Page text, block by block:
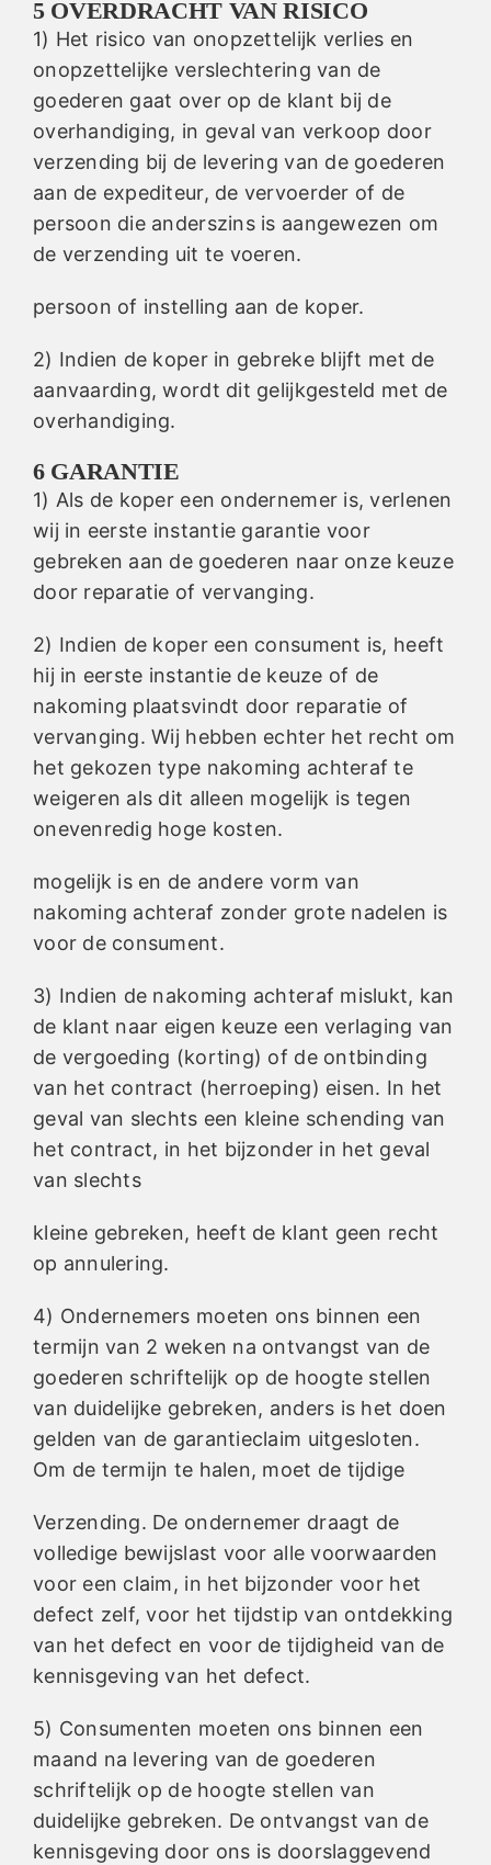
5 OVERDRACHT VAN RISICO
1) Het risico van onopzettelijk verlies en
onopzettelijke verslechtering van de
goederen gaat over op de klant bij de
overhandiging, in geval van verkoop door
verzending bij de levering van de goederen
aan de expediteur, de vervoerder of de
persoon die anderszins is aangewezen om
de verzending uit te voeren.
persoon of instelling aan de koper.
2) Indien de koper in gebreke blijft met de
aanvaarding, wordt dit gelijkgesteld met de
overhandiging.
6 GARANTIE
1) Als de koper een ondernemer is, verlenen
wij in eerste instantie garantie voor
gebreken aan de goederen naar onze keuze
door reparatie of vervanging.
2) Indien de koper een consument is, heeft
hij in eerste instantie de keuze of de
nakoming plaatsvindt door reparatie of
vervanging. Wij hebben echter het recht om
het gekozen type nakoming achteraf te
weigeren als dit alleen mogelijk is tegen
onevenredig hoge kosten.
mogelijk is en de andere vorm van
nakoming achteraf zonder grote nadelen is
voor de consument.
3) Indien de nakoming achteraf mislukt, kan
de klant naar eigen keuze een verlaging van
de vergoeding (korting) of de ontbinding
van het contract (herroeping) eisen. In het
geval van slechts een kleine schending van
het contract, in het bijzonder in het geval
van slechts
kleine gebreken, heeft de klant geen recht
op annulering.
4) Ondernemers moeten ons binnen een
termijn van 2 weken na ontvangst van de
goederen schriftelijk op de hoogte stellen
van duidelijke gebreken, anders is het doen
gelden van de garantieclaim uitgesloten.
Om de termijn te halen, moet de tijdige
Verzending. De ondernemer draagt de
volledige bewijslast voor alle voorwaarden
voor een claim, in het bijzonder voor het
defect zelf, voor het tijdstip van ontdekking
van het defect en voor de tijdigheid van de
kennisgeving van het defect.
5) Consumenten moeten ons binnen een
maand na levering van de goederen
schriftelijk op de hoogte stellen van
duidelijke gebreken. De ontvangst van de
kennisgeving door ons is doorslaggevend